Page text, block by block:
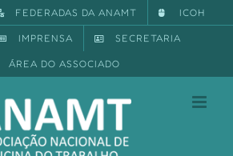
FEDERADAS DA ANAMT ICOH
IMPRENSA SECRETARIA
ÁREA DO ASSOCIADO